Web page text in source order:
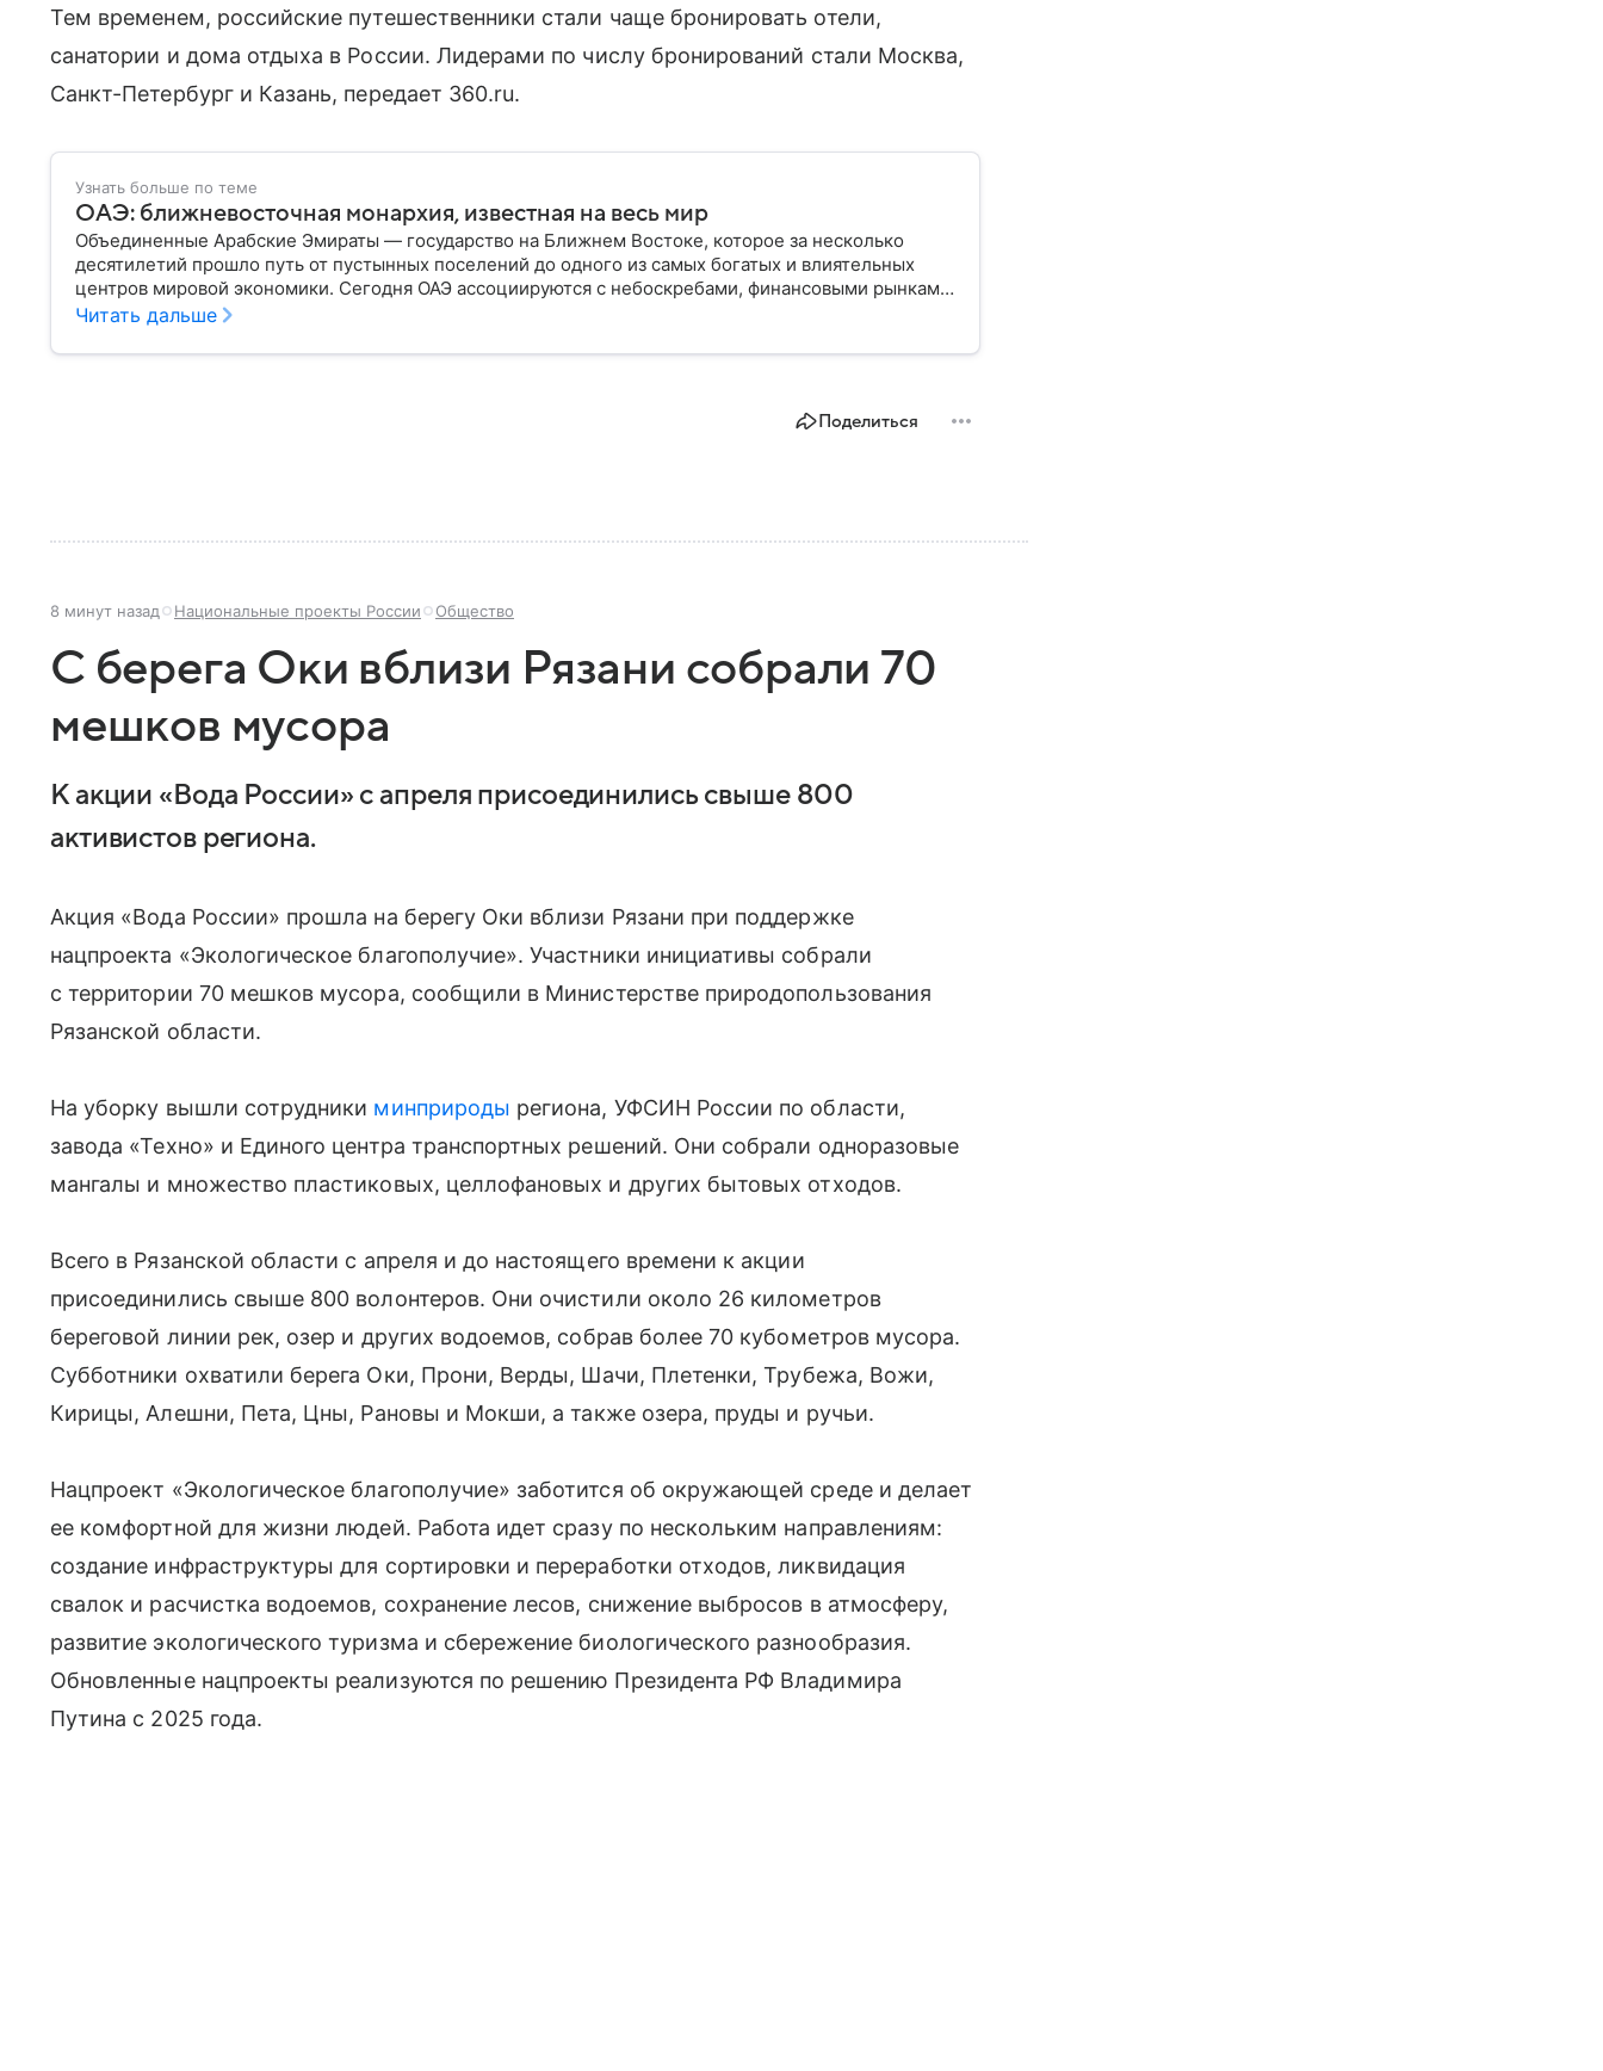
Тем временем, российские путешественники стали чаще бронировать отели,
санатории и дома отдыха в России. Лидерами по числу бронирований стали Москва,
Санкт-Петербург и Казань, передает 360.ru.
Узнать больше по теме
ОАЭ: ближневосточная монархия, известная на весь мир
Объединенные Арабские Эмираты — государство на Ближнем Востоке, которое за несколько
десятилетий прошло путь от пустынных поселений до одного из самых богатых и влиятельных
центров мировой экономики. Сегодня ОАЭ ассоциируются с небоскребами, финансовыми рынками,
нефтяными доходами и международной дипломатией. В материале — самое важное по теме.
Читать дальше
Поделиться
8 минут назад Национальные проекты России Общество
С берега Оки вблизи Рязани собрали 70
мешков мусора
К акции «Вода России» с апреля присоединились свыше 800
активистов региона.
Акция «Вода России» прошла на берегу Оки вблизи Рязани при поддержке
нацпроекта «Экологическое благополучие». Участники инициативы собрали
с территории 70 мешков мусора, сообщили в Министерстве природопользования
Рязанской области.
На уборку вышли сотрудники минприроды региона, УФСИН России по области,
завода «Техно» и Единого центра транспортных решений. Они собрали одноразовые
мангалы и множество пластиковых, целлофановых и других бытовых отходов.
Всего в Рязанской области с апреля и до настоящего времени к акции
присоединились свыше 800 волонтеров. Они очистили около 26 километров
береговой линии рек, озер и других водоемов, собрав более 70 кубометров мусора.
Субботники охватили берега Оки, Прони, Верды, Шачи, Плетенки, Трубежа, Вожи,
Кирицы, Алешни, Пета, Цны, Рановы и Мокши, а также озера, пруды и ручьи.
Нацпроект «Экологическое благополучие» заботится об окружающей среде и делает
ее комфортной для жизни людей. Работа идет сразу по нескольким направлениям:
создание инфраструктуры для сортировки и переработки отходов, ликвидация
свалок и расчистка водоемов, сохранение лесов, снижение выбросов в атмосферу,
развитие экологического туризма и сбережение биологического разнообразия.
Обновленные нацпроекты реализуются по решению Президента РФ Владимира
Путина с 2025 года.